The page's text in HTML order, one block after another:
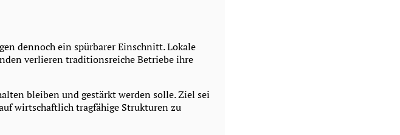
dennoch ein spürbarer Einschnitt. Lokale
verlieren traditionsreiche Betriebe ihre
bleiben und gestärkt werden solle. Ziel sei
wirtschaftlich tragfähige Strukturen zu